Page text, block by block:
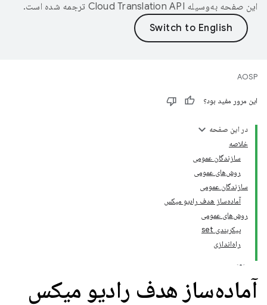
این صفحه به‌وسیله ترجمه شده است.
AOSP
این مرور مفید بود؟
در این صفحه
خلاصه
سازندگان عمومی
روش‌های عمومی
سازندگان عمومی
آماده‌ساز هدف رادیو میکس
روش‌های عمومی
پیکربندی set
راه‌اندازی
آماده‌ساز هدف رادیو میکس